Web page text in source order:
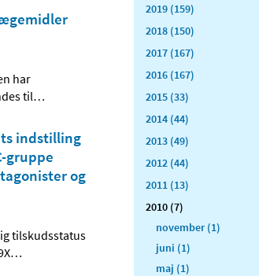
har
til…
indstilling
gruppe
og
tilskudsstatus
…
2019 (159)
2018 (150)
2017 (167)
2016 (167)
2015 (33)
2014 (44)
2013 (49)
2012 (44)
2011 (13)
2010 (7)
november (1)
juni (1)
maj (1)